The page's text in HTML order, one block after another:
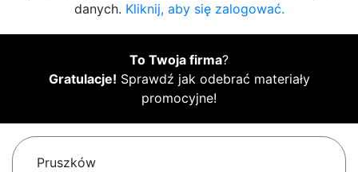
danych. Kliknij, aby się zalogować.
To Twoja firma?
Gratulacje! Sprawdź jak odebrać materiały
promocyjne!
Pruszków